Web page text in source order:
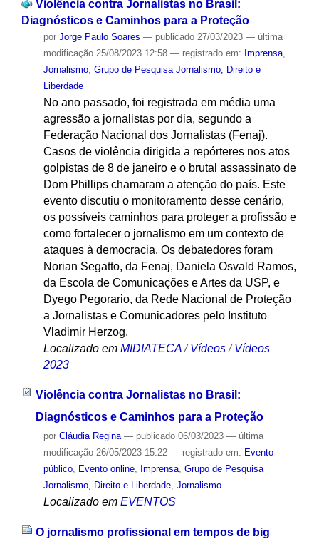
Violência contra Jornalistas no Brasil:
Diagnósticos e Caminhos para a Proteção
por Jorge Paulo Soares — publicado27/03/2023 — última
modificação25/08/2023 12:58 — registrado em: Imprensa,
Jornalismo, Grupo de Pesquisa Jornalismo, Direito e
Liberdade
No ano passado, foi registrada em média uma
agressão a jornalistas por dia, segundo a
Federação Nacional dos Jornalistas (Fenaj).
Casos de violência dirigida a repórteres nos atos
golpistas de 8 de janeiro e o brutal assassinato de
Dom Phillips chamaram a atenção do país. Este
evento discutiu o monitoramento desse cenário,
os possíveis caminhos para proteger a profissão e
como fortalecer o jornalismo em um contexto de
ataques à democracia. Os debatedores foram
Norian Segatto, da Fenaj, Daniela Osvald Ramos,
da Escola de Comunicações e Artes da USP, e
Dyego Pegorario, da Rede Nacional de Proteção
a Jornalistas e Comunicadores pelo Instituto
Vladimir Herzog.
Localizado em MIDIATECA /Vídeos /Vídeos
2023
Violência contra Jornalistas no Brasil:
Diagnósticos e Caminhos para a Proteção
por Cláudia Regina — publicado06/03/2023 — última
modificação26/05/2023 15:22 — registrado em: Evento
público, Evento online, Imprensa, Grupo de Pesquisa
Jornalismo, Direito e Liberdade, Jornalismo
Localizado em EVENTOS
O jornalismo profissional em tempos de big